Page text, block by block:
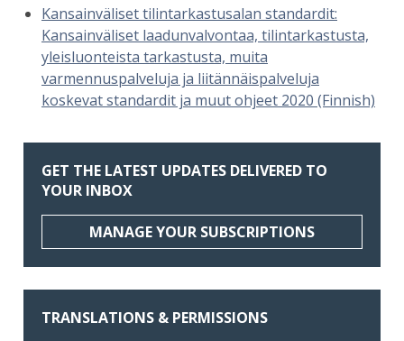
Kansainväliset tilintarkastusalan standardit:
Kansainväliset laadunvalvontaa, tilintarkastusta,
yleisluonteista tarkastusta, muita
varmennuspalveluja ja liitännäispalveluja
koskevat standardit ja muut ohjeet 2020 (Finnish)
GET THE LATEST UPDATES DELIVERED TO
YOUR INBOX
MANAGE YOUR SUBSCRIPTIONS
TRANSLATIONS & PERMISSIONS